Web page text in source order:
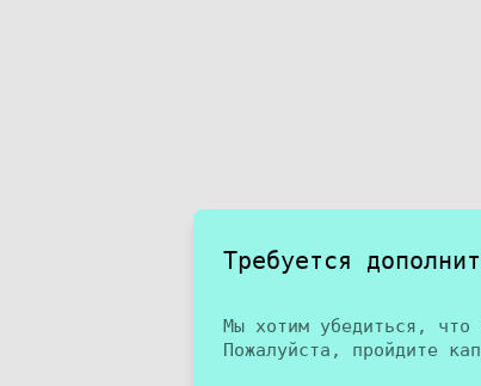
Требуется
Мы хотим убедиться,
Пожалуйста, пройдите